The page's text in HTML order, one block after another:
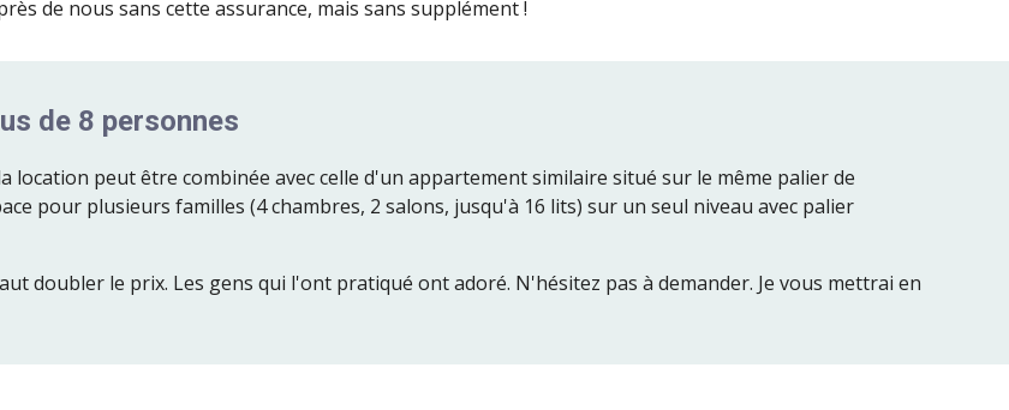
de nous sans cette assurance, mais sans supplément !
de 8 personnes
location peut être combinée avec celle d'un appartement similaire situé sur le même palier de
pour plusieurs familles (4 chambres, 2 salons, jusqu'à 16 lits) sur un seul niveau avec palier
doubler le prix. Les gens qui l'ont pratiqué ont adoré. N'hésitez pas à demander. Je vous mettrai en